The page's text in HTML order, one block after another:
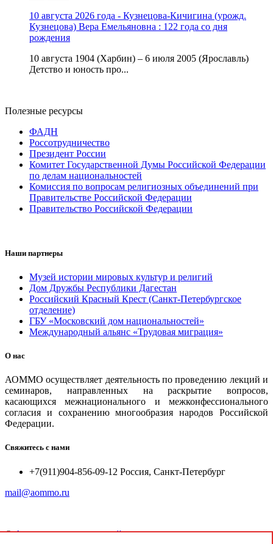
10 августа 2026 года - Кузнецова-Кичигина (урожд.
Кузнецова) Вера Емельяновна : 122 года со дня
рождения
10 августа 1904 (Харбин) – 6 июля 2005 (Ярославль)
Детство и юность про...
Полезные ресурсы
ФАДН
Россотрудничество
Президент России
Комитет Государственной Думы Российской Федерации
по делам национальностей
Комиссия по вопросам религиозных объединений при
Правительстве Российской Федерации
Правительство Российской Федерации
Наши партнеры
Музей истории мировых культур и религий
Дом Дружбы Республики Дагестан
Российский Красный Крест (Санкт-Петербургское
отделение)
ГБУ «Московский дом национальностей»
Международный альянс «Трудовая миграция»
О нас
АОММО осуществляет деятельность по проведению лекций и
семинаров, направленных на раскрытие вопросов,
касающихся межнационального и межконфессионального
согласия и сохранению многообразия народов Российской
Федерации.
Свяжитесь с нами
+7(911)904-856-09-12 Россия, Санкт-Петербург
mail@aommo.ru
© Ассоциация организаций по реализации национальных